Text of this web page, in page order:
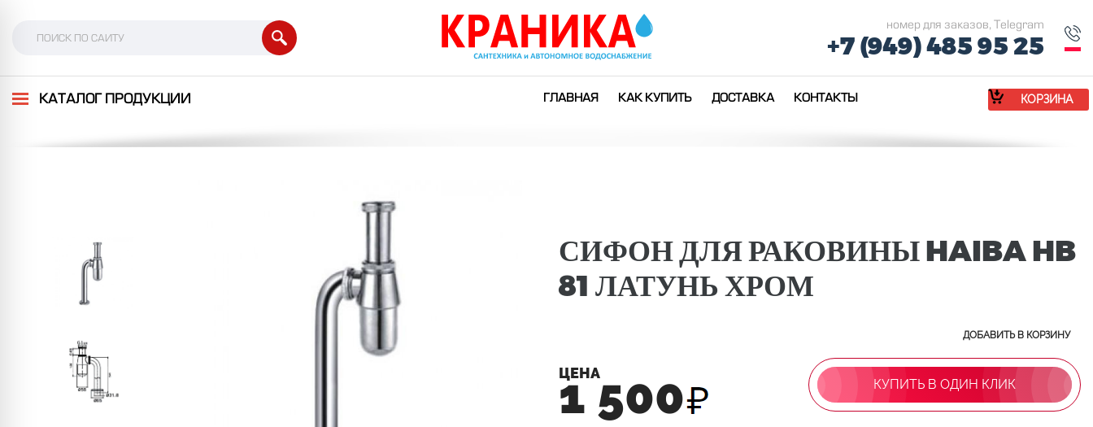
номер для заказов, Telegram
+7 (949) 485 95 25
КАТАЛОГ ПРОДУКЦИИ ГЛАВНАЯ КАК КУПИТЬ ДОСТАВКА КОНТАКТЫ КОРЗИНА
СИФОН ДЛЯ РАКОВИНЫ HAIBA HB
81 ЛАТУНЬ ХРОМ
ДОБАВИТЬ В КОРЗИНУ
ЦЕНА
1 500 КУПИТЬ В ОДИН КЛИК